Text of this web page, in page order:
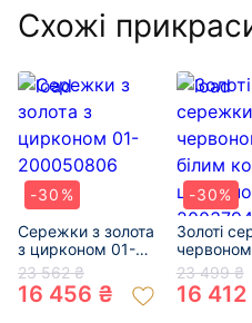
Схожі
-30%
Сережки з золота
з цирконом 01-
200050806
23 562 ₴
16 456 ₴
-30%
Золоті
кольорі з
цирконом
23 499 ₴
16